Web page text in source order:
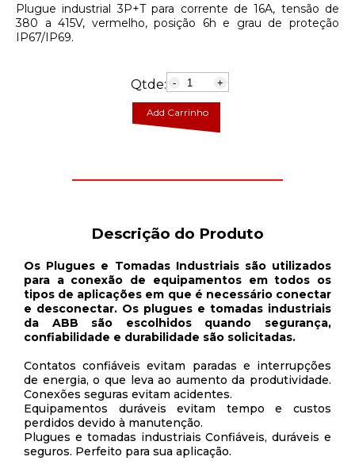
Plugue industrial 3P+T para corrente de 16A, tensão de
380 a 415V, vermelho, posição 6h e grau de proteção
IP67/IP69.
Qtde: - +
Add Carrinho
Descrição do Produto
Os Plugues e Tomadas Industriais são utilizados
para a conexão de equipamentos em todos os
tipos de aplicações em que é necessário conectar
e desconectar. Os plugues e tomadas industriais
da ABB são escolhidos quando segurança,
confiabilidade e durabilidade são solicitadas.
Contatos confiáveis evitam paradas e interrupções
de energia, o que leva ao aumento da produtividade.
Conexões seguras evitam acidentes.
Equipamentos duráveis evitam tempo e custos
perdidos devido à manutenção.
Plugues e tomadas industriais Confiáveis, duráveis e
seguros. Perfeito para sua aplicação.